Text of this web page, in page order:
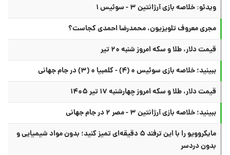
ویدئو: خلاصه بازی آرژانتین ۳ - سوئیس ۱
مجری معروف تلویزیون، محمدرضا احمدی کجاست؟
قیمت دلار، طلا و سکه امروز شنبه ۲۰ تیر
ببینید؛ خلاصه بازی سوئیس ۰ (۴) - کلمبیا ۰ (۳) در جام جهانی
قیمت دلار، طلا و سکه امروز چهارشنبه ۱۷ تیر ۱۴۰۵
ببینید؛ خلاصه بازی آرژانتین ۳ - مصر ۲ در جام جهانی
مایکروویو را با این ترفند ۵ دقیقه‌ای تمیز کنید؛ بدون مواد شیمیایی و
بدون دردسر